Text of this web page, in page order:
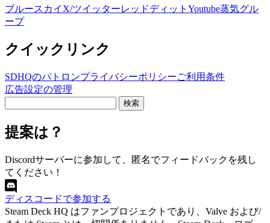
ブルースカイ X/ツイッターレッドディット Youtube蒸気グル
ープ
クイックリンク
SDHQのパトロンプライバシーポリシーご利用条件
広告設定の管理
す
る：
提案は？
Discordサーバーに参加して、匿名でフィードバックを残し
てください！
ディスコードで参加する
Steam Deck HQ はファンプロジェクトであり、Valve および/